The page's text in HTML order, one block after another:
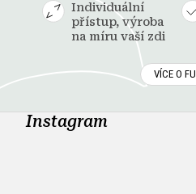
Individuální
přístup, výroba
na míru vaší zdi
VÍCE O
Instagram